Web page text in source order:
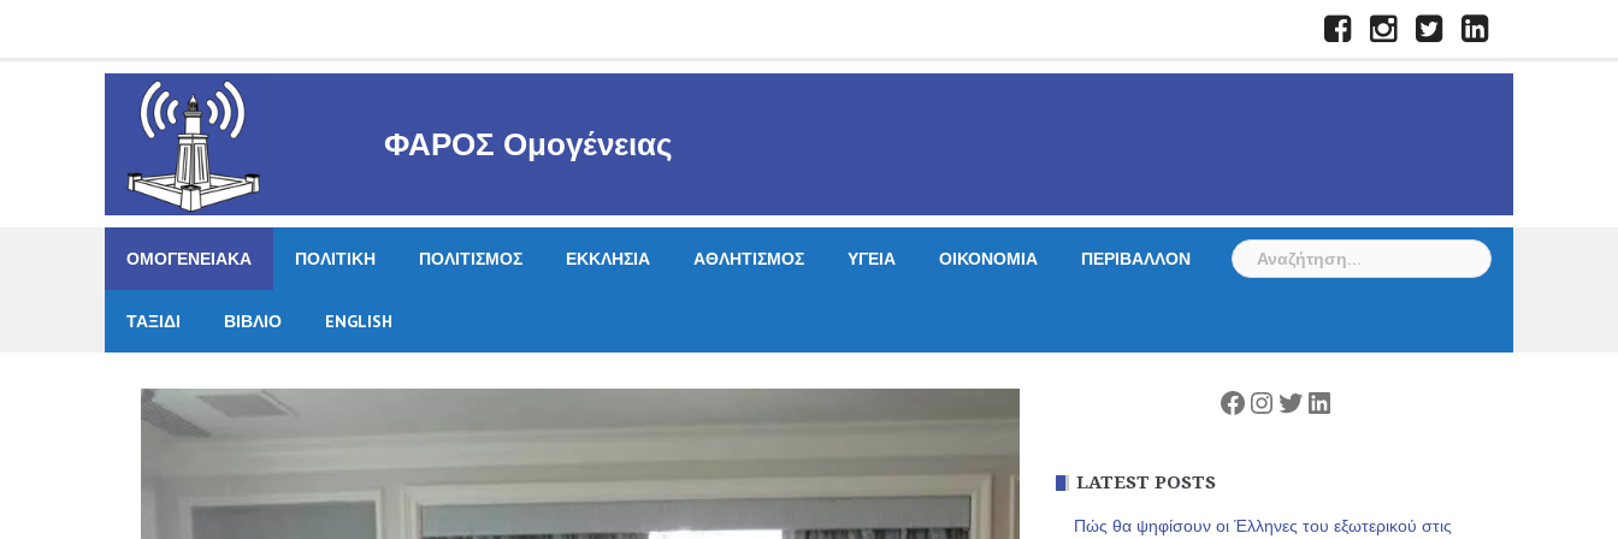
FacebookInstagramTwitterLinkedIn
ΦΑΡΟΣ Ομογένειας
ΟΜΟΓΕΝΕΙΑΚΑ ΠΟΛΙΤΙΚΗ ΠΟΛΙΤΙΣΜΟΣ ΕΚΚΛΗΣΙΑ ΑΘΛΗΤΙΣΜΟΣ ΥΓΕΙΑ ΟΙΚΟΝΟΜΙΑ ΠΕΡΙΒΑΛΛΟΝ
ΤΑΞΙΔΙ ΒΙΒΛΙΟ ENGLISH
Αναζήτηση
για:
Facebook
Instagram
Twitter
Linkedin
LATEST POSTS
Πώς θα ψηφίσουν οι Έλληνες του εξωτερικού στις